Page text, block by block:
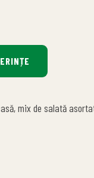
mix de salată